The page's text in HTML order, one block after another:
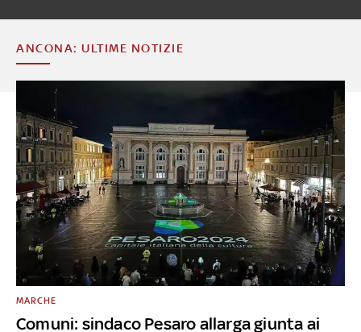
ANCONA: ULTIME NOTIZIE
Comuni: sindaco Pesaro allarga giunta ai
MARCHE